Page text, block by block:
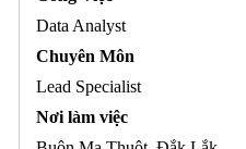
Data Analyst
Chuyên Môn
Lead Specialist
Nơi làm việc